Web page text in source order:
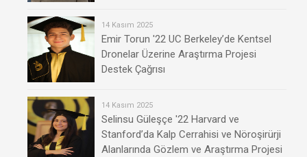
14 Kasım 2025
Emir Torun '22 UC Berkeley’de Kentsel
Dronelar Üzerine Araştırma Projesi
Destek Çağrısı
14 Kasım 2025
Selinsu Güleşçe '22 Harvard ve
Stanford’da Kalp Cerrahisi ve Nöroşirürji
Alanlarında Gözlem ve Araştırma Projesi